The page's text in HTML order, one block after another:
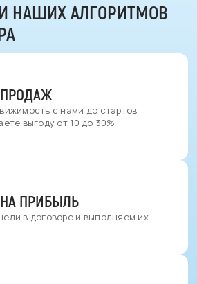
НАШИХ АЛГОРИТМОВ
с нами до стартов
выгоду от 10 до 30%
ПРИБЫЛЬ
в договоре и выполняем их